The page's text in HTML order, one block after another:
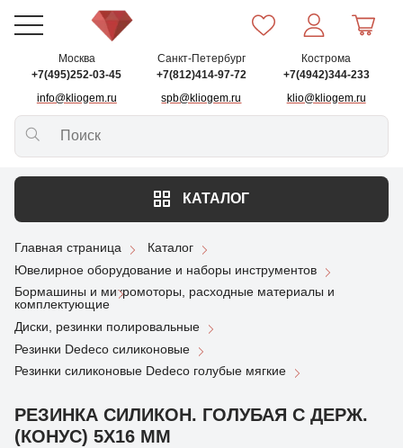
Москва
+7(495)252-03-45
info@kliogem.ru
Санкт-Петербург
+7(812)414-97-72
spb@kliogem.ru
Кострома
+7(4942)344-233
klio@kliogem.ru
КАТАЛОГ
Главная страница
Каталог
Ювелирное оборудование и наборы инструментов
Бормашины и микромоторы, расходные материалы и
комплектующие
Диски, резинки полировальные
Резинки Dedeco силиконовые
Резинки силиконовые Dedeco голубые мягкие
РЕЗИНКА СИЛИКОН. ГОЛУБАЯ С ДЕРЖ.
(КОНУС) 5Х16 ММ